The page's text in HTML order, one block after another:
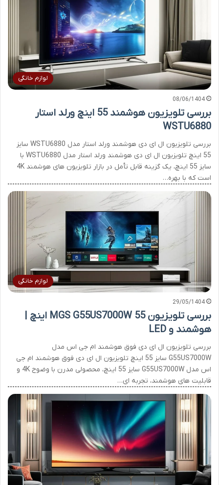
لوازم خانگی
08/06/1404
بررسی تلویزیون هوشمند 55 اینچ ورلد استار
WSTU6880
بررسی تلویزیون ال ای دی هوشمند ورلد استار مدل WSTU6880 سایز
55 اینچ تلویزیون ال ای دی هوشمند ورلد استار مدل WSTU6880 با
سایز 55 اینچ، یک گزینه قابل تأمل در بازار تلویزیون های هوشمند 4K
است که با بهره…
لوازم خانگی
29/05/1404
بررسی تلویزیون MGS G55US7000W 55 اینچ |
هوشمند و LED
بررسی تلویزیون ال ای دی فوق هوشمند ام جی اس مدل
G55US7000W سایز 55 اینچ تلویزیون ال ای دی فوق هوشمند ام جی
اس مدل G55US7000W سایز 55 اینچ، محصولی مدرن با وضوح 4K و
قابلیت های هوشمند، تجربه ای…